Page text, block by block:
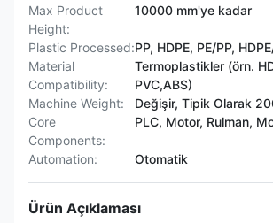
Max Product
Height:
10000 mm'ye kadar
Plastic Processed:PP, HDPE, PE/PP,
Material
Compatibility:
Termoplastikler (örn.
PVC,ABS)
Machine Weight:
Değişir, Tipik Olarak
Core
Components:
PLC, Motor, Rulman,
Automation: Otomatik
Ürün Açıklaması